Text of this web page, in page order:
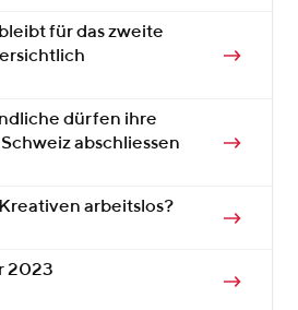
für das zweite
dürfen ihre
abschliessen
arbeitslos?
2023